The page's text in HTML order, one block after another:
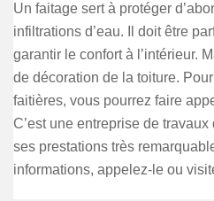
Un faitage sert à protéger
infiltrations d’eau. Il doit être
garantir le confort à l’intérieur.
de décoration de la toiture.
faitières, vous pourrez faire
C’est une entreprise de
ses prestations très
informations, appelez-le ou